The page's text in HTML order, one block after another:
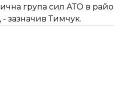
група сил АТО в
- зазначив Тимчук.